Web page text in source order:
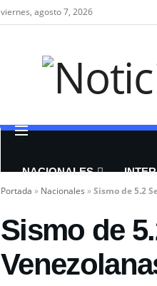
viernes, agosto 7, 2026
NACIONALES
Portada » Nacionales »Sismo de 5.2
Sismo de